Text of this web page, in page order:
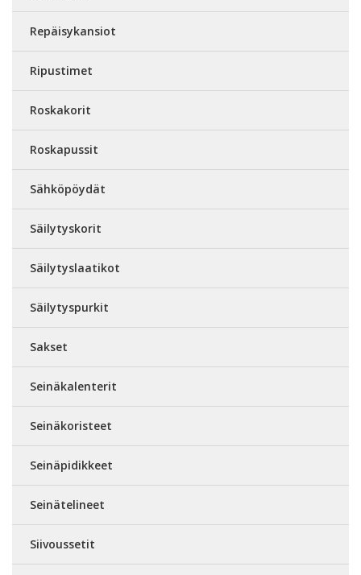
Repäisykansiot
Ripustimet
Roskakorit
Roskapussit
Sähköpöydät
Säilytyskorit
Säilytyslaatikot
Säilytyspurkit
Sakset
Seinäkalenterit
Seinäkoristeet
Seinäpidikkeet
Seinätelineet
Siivoussetit